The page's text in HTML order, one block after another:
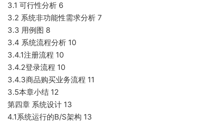
3.1 可行性分析 6
3.2 系统非功能性需求分析 7
3.3 用例图 8
3.4 系统流程分析 10
3.4.1注册流程 10
3.4.2登录流程 10
3.4.3商品购买业务流程 11
3.5本章小结 12
第四章 系统设计 13
4.1系统运行的B/S架构 13